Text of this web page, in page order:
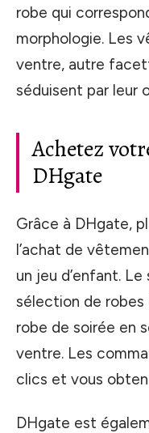
robe qui
morphologie. Les
ventre, autre
séduisent par leur
Achetez
DHgate
Grâce à DHgate,
l’achat de
un jeu d’enfant.
sélection de robes
robe de soirée en
ventre. Les
clics et vous
DHgate est